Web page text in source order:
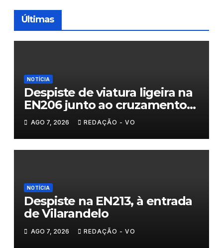
Últimas
NOTÍCIA
Despiste de viatura ligeira na
EN206 junto ao cruzamento
Fornos do Pinhal
AGO 7, 2026 REDAÇÃO - VO
NOTÍCIA
Despiste na EN213, à entrada
de Vilarandelo
AGO 7, 2026 REDAÇÃO - VO